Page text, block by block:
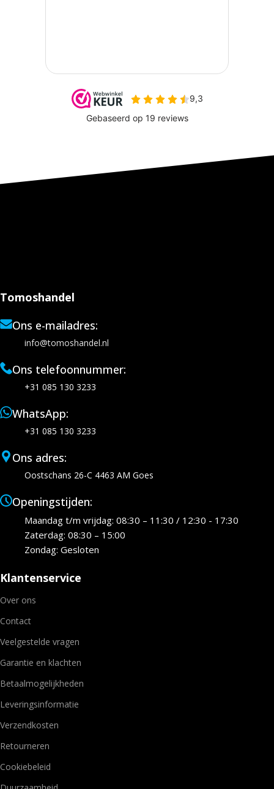
Tomoshandel
Ons e-mailadres:
info@tomoshandel.nl
Ons telefoonnummer:
+31 085 130 3233
WhatsApp:
+31 085 130 3233
Ons adres:
Oostschans 26-C 4463 AM Goes
Openingstijden:
Maandag t/m vrijdag: 08:30 – 11:30 / 12:30 - 17:30
Zaterdag: 08:30 – 15:00
Zondag: Gesloten
Klantenservice
Over ons
Contact
Veelgestelde vragen
Garantie en klachten
Betaalmogelijkheden
Leveringsinformatie
Verzendkosten
Retourneren
Cookiebeleid